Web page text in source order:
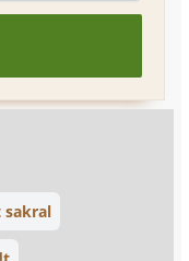
sakral